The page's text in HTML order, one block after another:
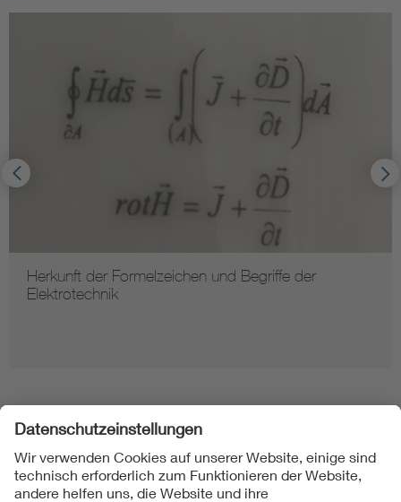
Herkunft der Formelzeichen und Begriffe der
Elektrotechnik
Folgen Sie uns